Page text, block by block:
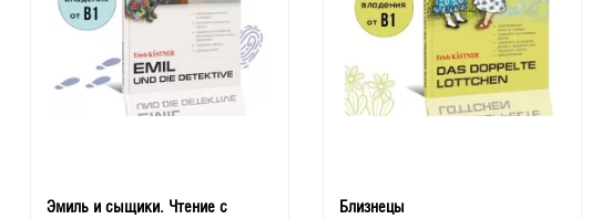
Эмиль и сыщики. Чтение с
Близнецы